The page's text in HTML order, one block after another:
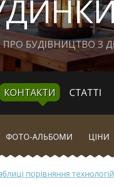
ПРО БУДІВНИЦТВО З
КОНТАКТИ СТАТТІ
ФОТО-АЛЬБОМИ ЦІНИ
порівняння технологій